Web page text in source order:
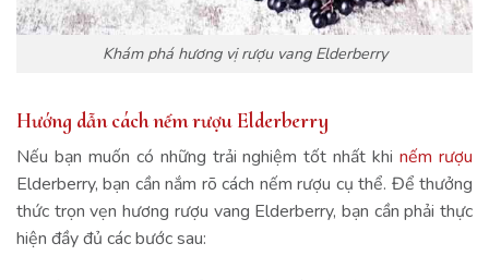
Khám phá hương vị rượu vang Elderberry
Hướng dẫn cách nếm rượu Elderberry
Nếu bạn muốn có những trải nghiệm tốt nhất khinếm rượu
Elderberry, bạn cần nắm rõ cách nếm rượu cụ thể. Để thưởng
thức trọn vẹn hương rượu vang Elderberry, bạn cần phải thực
hiện đầy đủ các bước sau: